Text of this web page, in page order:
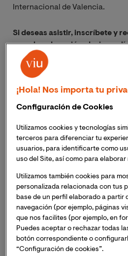
Internacional de Valencia.
Si deseas asistir, inscríbete y
acceder a la sesión el mismo
Próxima sesión:
Sexta sesión: Bases para la
implementación de sistema de
Dr. Marcos
Titular de Derecho
Universidad de Santiago
Fecha:2 de julio 18:00h*
¡Hola! Nos importa tu
Configuración de Cookies
Utilizamos cookies y tecnologías
terceros para diferenciar tu
usuarios, para identificarte como
uso del Site, así como para
Utilizamos también cookies para
personalizada relacionada con tus
base de un perfil elaborado a partir
navegación (por ejemplo, páginas
que nos facilites (por ejemplo, en
Puedes aceptar o rechazar todas
botón correspondiente o
“Configuración de cookies”.